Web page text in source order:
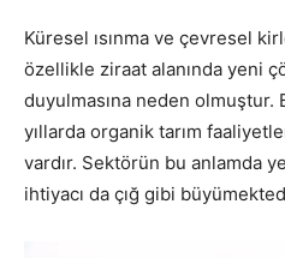
Küresel ısınma ve çevresel
özellikle ziraat alanında yeni
duyulmasına neden olmuştur.
yıllarda organik tarım
vardır. Sektörün bu anlamda
ihtiyacı da çığ gibi